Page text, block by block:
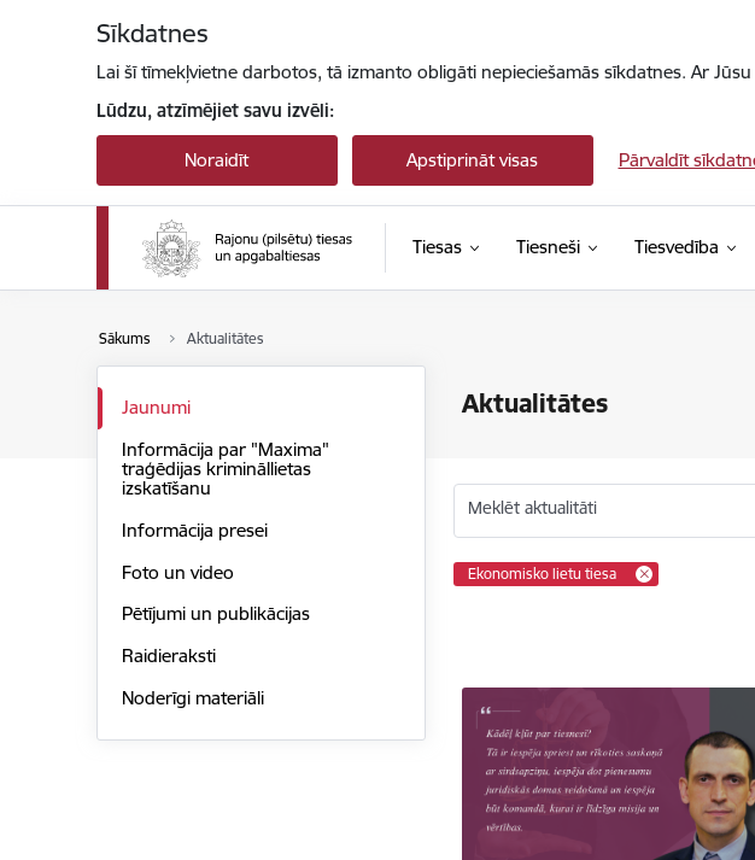
Sīkdatnes
Lai šī tīmekļvietne darbotos, tā izmanto obligāti nepieciešamās sīkdatnes. Ar
Lūdzu, atzīmējiet savu izvēli:
Noraidīt Apstiprināt visas Pārvaldīt
Tiesas Tiesneši Tiesvedība
Sākums Aktualitātes
Aktualitātes
Jaunumi
Informācija par "Maxima"
traģēdijas krimināllietas
izskatīšanu
Informācija presei
Foto un video
Pētījumi un publikācijas
Raidieraksti
Noderīgi materiāli
Meklēt aktualitāti
Ekonomisko lietu tiesa